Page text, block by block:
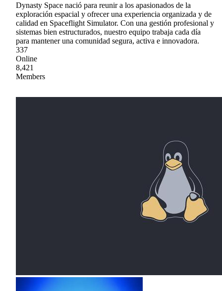
Dynasty Space nació para reunir a los apasionados de la
exploración espacial y ofrecer una experiencia organizada y de
calidad en Spaceflight Simulator. Con una gestión profesional y
sistemas bien estructurados, nuestro equipo trabaja cada día
para mantener una comunidad segura, activa e innovadora.
337
Online
8,421
Members